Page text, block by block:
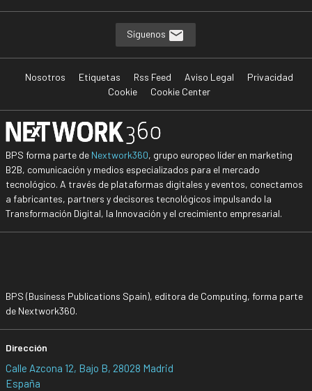
Síguenos
Nosotros Etiquetas Rss Feed Aviso Legal
Privacidad
Cookie
Cookie Center
BPS forma parte de Nextwork360, grupo europeo líder en marketing
B2B, comunicación y medios especializados para el mercado
tecnológico. A través de plataformas digitales y eventos, conectamos
a fabricantes, partners y decisores tecnológicos impulsando la
Transformación Digital, la Innovación y el crecimiento empresarial.
BPS (Business Publications Spain), editora de Computing, forma parte
de Nextwork360.
Dirección
Calle Azcona 12, Bajo B, 28028 Madrid
España